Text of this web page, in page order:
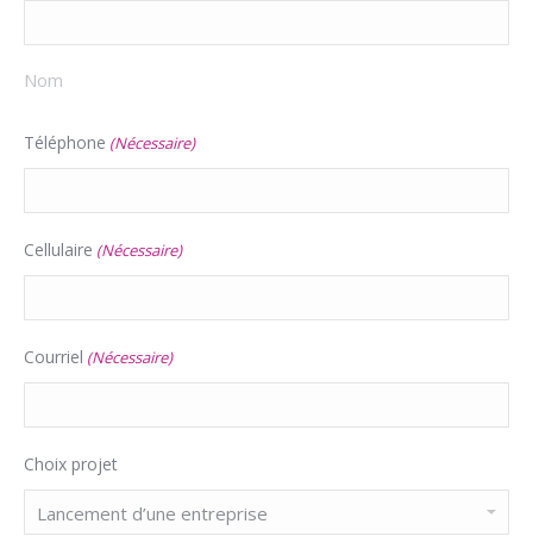
Nom
Téléphone (Nécessaire)
Cellulaire (Nécessaire)
Courriel (Nécessaire)
Choix projet